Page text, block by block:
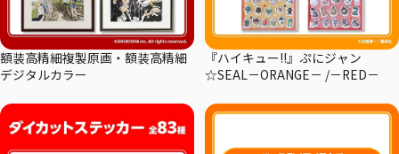
額装高精細複製原画・額装高精細
デジタルカラー
『ハイキュー!!』ぷにジャン
☆SEAL－ORANGE－ /－RED－